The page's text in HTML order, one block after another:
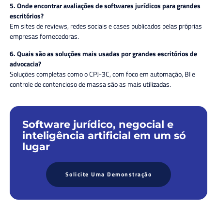
5. Onde encontrar avaliações de softwares jurídicos para grandes
escritórios?
Em sites de reviews, redes sociais e cases publicados pelas próprias
empresas fornecedoras.
6. Quais são as soluções mais usadas por grandes escritórios de
advocacia?
Soluções completas como o CPJ-3C, com foco em automação, BI e
controle de contencioso de massa são as mais utilizadas.
Software jurídico, negocial e
inteligência artificial em um só
lugar
Solicite Uma Demonstração